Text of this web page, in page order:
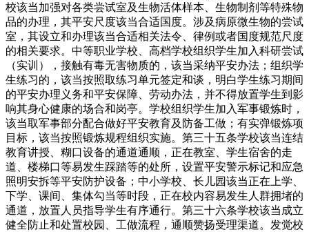
校该当加强对各类尝试室及生物活体样本、生物制剂等特殊物
品的办理，其平安尺度该当合适国度。涉及病原微生物的尝试
室，其设立和办理该当合适相关法令、律例或者国度规范尺度
的相关要求。中等职业学校、高档学校组织学生加入科研尝试
（实训），接触有毒无害物质的，该当采纳平安办法；组织学
生练习的，该当按照取练习单元签定和谈，明白学生练习期间
的平安办理义务和平安保障、劳动办法，并不得放置学生到影
响其身心健康的场合和岗亭。学校组织学生加入军事锻炼时，
该当取军事部分配合做好平安教育及防备工做；有实弹锻炼项
目标，该当按照锻炼规程组织实施。第三十五条学校该当连结
教育讲授、糊口设备的通道通顺，正在教室、学生宿舍的走
道、楼梯口等易发生踩踏等的处所，设置平安警示标记和应急
照明安拆等平安防护设备；中小学校、长儿园该当正在上学、
下学、课间、集体勾当等时段，正在校内容易发生人群拥堵的
通道，放置人员指导学生有序通行。第三十六条学校该当成立
健全防止和处置校园、工做流程，通顺赞扬受理渠道。发觉校